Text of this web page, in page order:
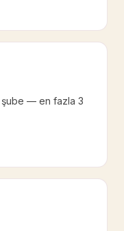
şube — en fazla 3